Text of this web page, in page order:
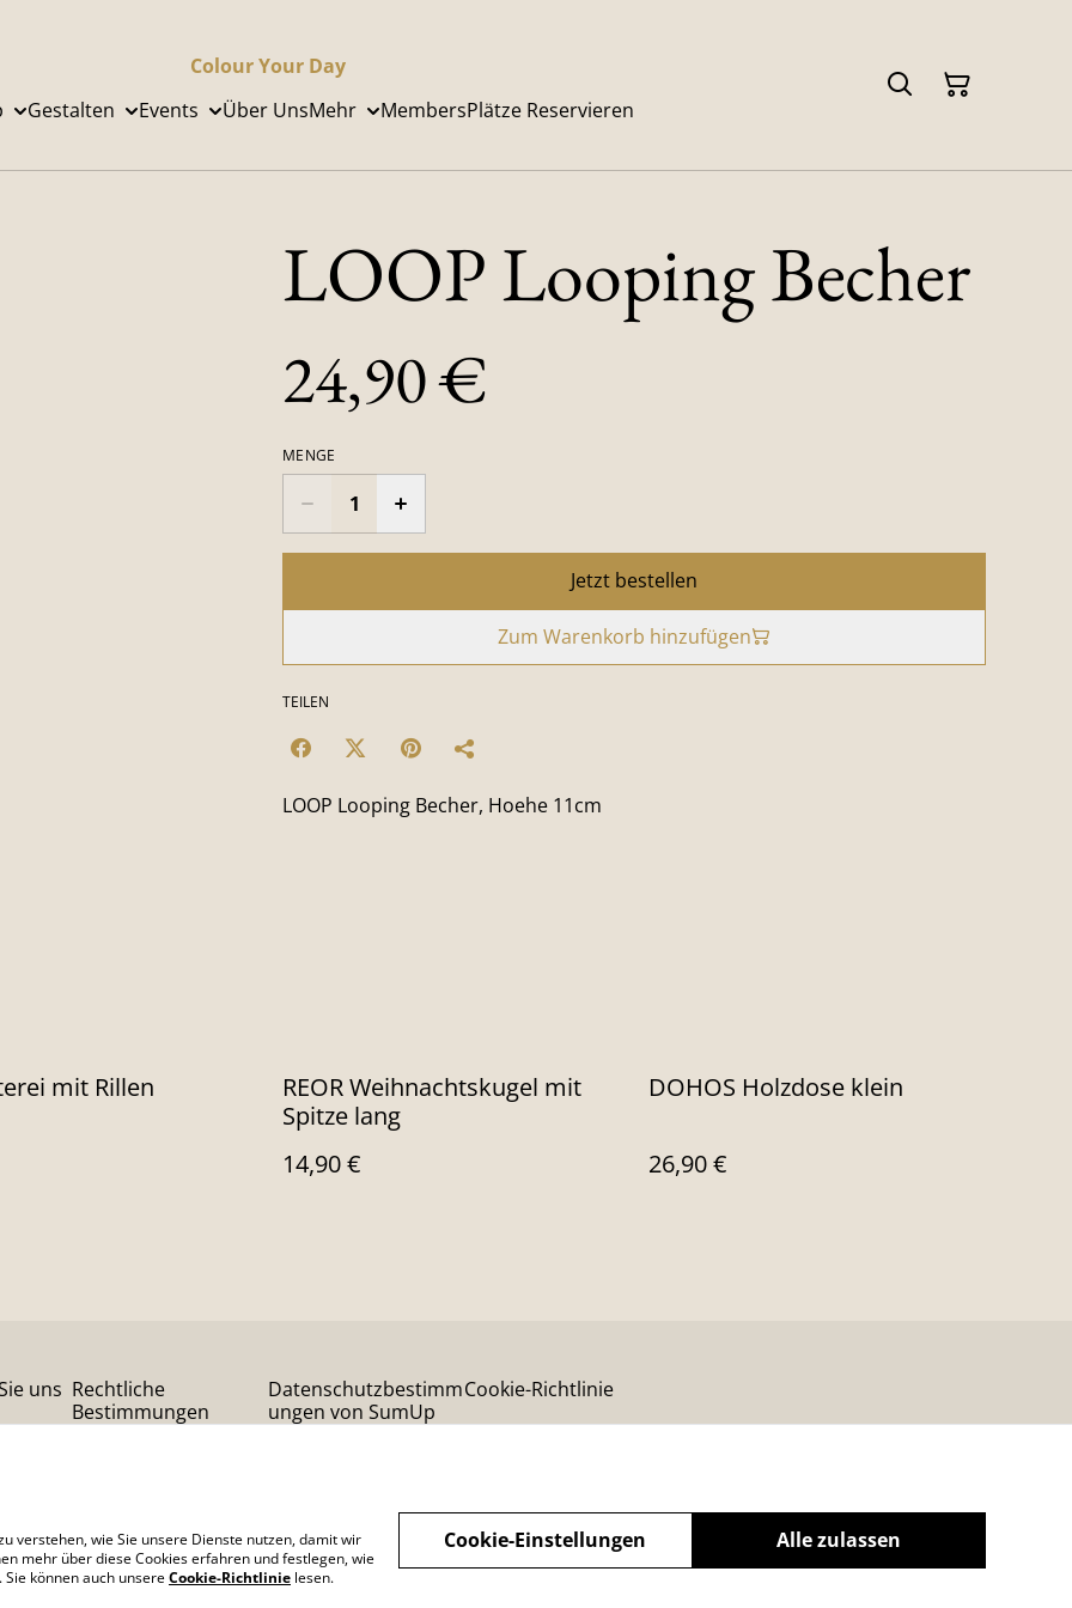
Colour Your Day
Gestalten Events Über UnsMehr MembersPlätze Reservieren
LOOP Looping Becher
24,90 €
MENGE
Jetzt bestellen
Zum Warenkorb hinzufügen
TEILEN
LOOP Looping Becher, Hoehe 11cm
mit Rillen
REOR Weihnachtskugel mit
Spitze lang
14,90 €
DOHOS Holzdose klein
26,90 €
uns Rechtliche
Bestimmungen
Datenschutzbestimm
ungen von SumUp
Cookie-Richtlinie
verstehen, wie Sie unsere Dienste nutzen, damit wir
mehr über diese Cookies erfahren und festlegen, wie
Sie können auch unsereCookie-Richtlinie lesen.
Alle zulassen
Cookie-Einstellungen